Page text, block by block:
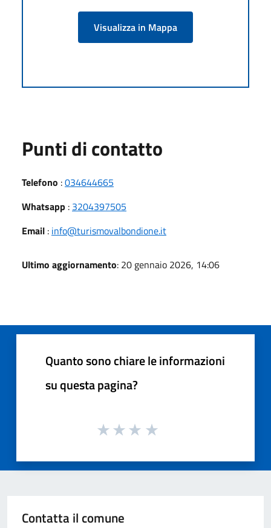
Visualizza in Mappa
Punti di contatto
Telefono :034644665
Whatsapp : 3204397505
Email : info@turismovalbondione.it
Ultimo aggiornamento: 20 gennaio 2026, 14:06
Quanto sono chiare le informazioni
su questa pagina?
Contatta il comune